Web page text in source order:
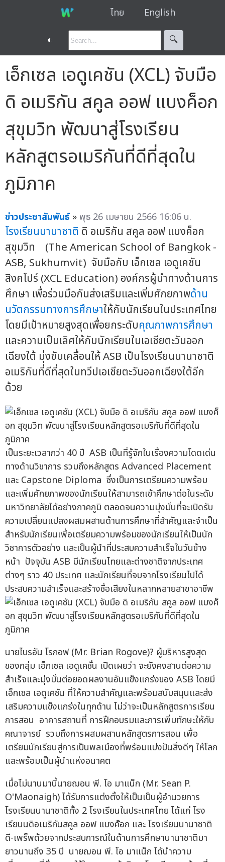
ไทย English
◐ 🔍︎
เอ็กเซล เอดูเคชัน (XCL) จับมือ
ดิ อเมริกัน สคูล ออฟ แบงค็อก
สุขุมวิท พัฒนาสู่โรงเรียน
หลักสูตรอเมริกันที่ดีที่สุดใน
ภูมิภาค
ข่าวประชาสัมพันธ์ »พุธ 26 เมษายน 2566 16:06 น.
โรงเรียนนานาชาติ ดิ อเมริกัน สคูล ออฟ แบงค็อก
สุขุมวิท (The American School of Bangkok -
ASB, Sukhumvit) จับมือกับ เอ็กเซล เอดูเคชัน
สิงคโปร์ (XCL Education) องค์กรผู้นำทางด้านการ
ศึกษา เพื่อร่วมมือกันส่งเสริมและเพิ่มศักยภาพด้าน
นวัตกรรมทางการศึกษาให้กับนักเรียนในประเทศไทย
โดยมีเป้าหมายสูงสุดเพื่อยกระดับคุณภาพการศึกษา
และความเป็นเลิศให้กับนักเรียนในเอเชียตะวันออก
เฉียงใต้ มุ่งขับเคลื่อนให้ ASB เป็นโรงเรียนนานาชาติ
อเมริกันที่ดีที่สุดในทวีปเอเชียตะวันออกเฉียงใต้อีก
ด้วย
เป็นระยะเวลากว่า 40 ปี ASB เป็นที่รู้จักในเรื่องความโดดเด่น
ทางด้านวิชาการ รวมถึงหลักสูตร Advanced Placement
และ Capstone Diploma ซึ่งเป็นการเตรียมความพร้อม
และเพิ่มศักยภาพของนักเรียนให้สามารถเข้าศึกษาต่อในระดับ
มหาวิทยาลัยได้อย่างภาคภูมิ ตลอดจนความมุ่งมั่นที่จะเปิดรับ
ความเปลี่ยนแปลงผสมผสานด้านการศึกษาที่สำคัญและจำเป็น
สำหรับนักเรียนเพื่อเตรียมความพร้อมของนักเรียนให้เป็นนัก
วิชาการตัวอย่าง และเป็นผู้นำที่ประสบความสำเร็จในวันข้าง
หน้า ปัจจุบัน ASB มีนักเรียนไทยและต่างชาติจากประเทศ
ต่างๆ ราว 40 ประเทศ และนักเรียนที่จบจากโรงเรียนไปได้
ประสบความสำเร็จและสร้างชื่อเสียงในหลากหลายสาขาอาชีพ
นายไบรอัน โรกอฟ (Mr. Brian Rogove)? ผู้บริหารสูงสุด
ของกลุ่ม เอ็กเซล เอดูเคชั่น เปิดเผยว่า จะยังคงสานต่อความ
สำเร็จและมุ่งมั่นต่อยอดผลงานอันแข็งแกร่งของ ASB โดยมี
เอ็กเซล เอดูเคชัน ที่ให้ความสำคัญและพร้อมสนับสนุนและส่ง
เสริมความแข็งแกร่งในทุกด้าน ไม่ว่าจะเป็นหลักสูตรการเรียน
การสอน อาคารสถานที่ การฝึกอบรมและการเพิ่มทักษะให้กับ
คณาจารย์ รวมถึงการผสมผสานหลักสูตรการสอน เพื่อ
เตรียมนักเรียนสู่การเป็นพลเมืองที่พร้อมแบ่งปันสิ่งดีๆ ให้โลก
และพร้อมเป็นผู้นำแห่งอนาคต
เมื่อไม่นานมานี้นายฌอน พี. โอ มาแน็ก (Mr. Sean P.
O'Maonaigh) ได้รับการแต่งตั้งให้เป็นเป็นผู้อำนวยการ
โรงเรียนนานาชาติทั้ง 2 โรงเรียนในประเทศไทย ได้แก่ โรง
เรียนนดิอเมริกันสคูล ออฟ แบงค๊อก และ โรงเรียนนานาชาติ
ดี-เพร็พด้วยจากประสบการณ์ในด้านการศึกษานานาชาติมา
ยาวนานถึง 35 ปี นายฌอน พี. โอ มาแน็ก ได้นำความ